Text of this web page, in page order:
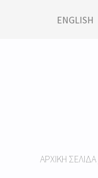
ENGLISH
ΑΡΧΙΚΉ ΣΕΛΊΔΑ